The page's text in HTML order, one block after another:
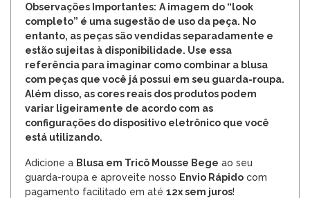
Observações Importantes: A imagem do “look
completo” é uma sugestão de uso da peça. No
entanto, as peças são vendidas separadamente e
estão sujeitas à disponibilidade. Use essa
referência para imaginar como combinar a blusa
com peças que você já possui em seu guarda-roupa.
Além disso, as cores reais dos produtos podem
variar ligeiramente de acordo com as
configurações do dispositivo eletrônico que você
está utilizando.
Adicione a Blusa em Tricô Mousse Bege ao seu
guarda-roupa e aproveite nosso Envio Rápido com
pagamento facilitado em até 12x sem juros!